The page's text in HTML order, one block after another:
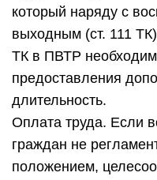
который наряду с
выходным (ст. 111
ТК в ПВТР
предоставления
длительность.
Оплата труда. Если
граждан не
положением,